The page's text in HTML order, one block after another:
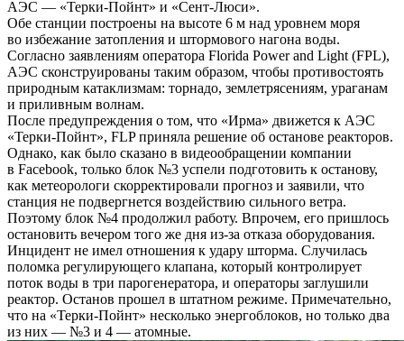
АЭС — «Терки-Пойнт» и «Сент-Люси».
Обе станции построены на высоте 6 м над уровнем моря
во избежание затопления и штормового нагона воды.
Согласно заявлениям оператора Florida Power and Light (FPL),
АЭС сконструированы таким образом, чтобы противостоять
природным катаклизмам: торнадо, землетрясениям, ураганам
и приливным волнам.
После предупреждения о том, что «Ирма» движется к АЭС
«Терки-Пойнт», FLP приняла решение об останове реакторов.
Однако, как было сказано в видеообращении компании
в Facebook, только блок №3 успели подготовить к останову,
как метеорологи скорректировали прогноз и заявили, что
станция не подвергнется воздействию сильного ветра.
Поэтому блок №4 продолжил работу. Впрочем, его пришлось
остановить вечером того же дня из-за отказа оборудования.
Инцидент не имел отношения к удару шторма. Случилась
поломка регулирующего клапана, который контролирует
поток воды в три парогенератора, и операторы заглушили
реактор. Останов прошел в штатном режиме. Примечательно,
что на «Терки-Пойнт» несколько энергоблоков, но только два
из них — №3 и 4 — атомные.